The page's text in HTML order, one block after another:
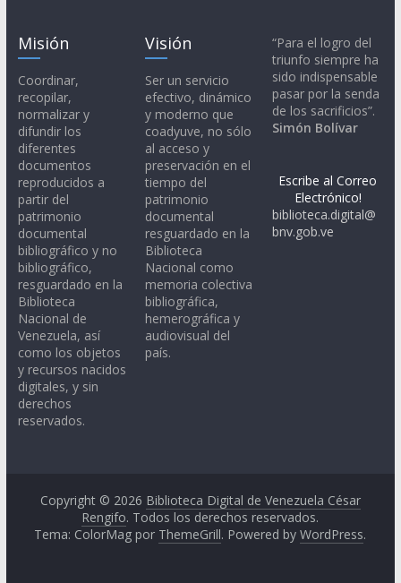
Misión
Coordinar,
recopilar,
normalizar y
difundir los
diferentes
documentos
reproducidos a
partir del
patrimonio
documental
bibliográfico y no
bibliográfico,
resguardado en la
Biblioteca
Nacional de
Venezuela, así
como los objetos
y recursos nacidos
digitales, y sin
derechos
reservados.
Visión
Ser un servicio
efectivo, dinámico
y moderno que
coadyuve, no sólo
al acceso y
preservación en el
tiempo del
patrimonio
documental
resguardado en la
Biblioteca
Nacional como
memoria colectiva
bibliográfica,
hemerográfica y
audiovisual del
país.
“Para el logro del
triunfo siempre ha
sido indispensable
pasar por la senda
de los sacrificios”.
Simón Bolívar
Escribe al Correo
Electrónico!
biblioteca.digital@
bnv.gob.ve
Copyright © 2026 Biblioteca Digital de Venezuela César
Rengifo. Todos los derechos reservados.
Tema: ColorMag por ThemeGrill. Powered byWordPress.